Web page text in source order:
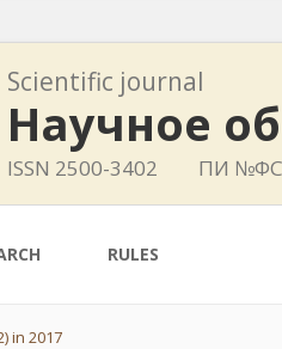
Scientific journal
Научное
ISSN 2500-3402 ПИ
RULES
in 2017